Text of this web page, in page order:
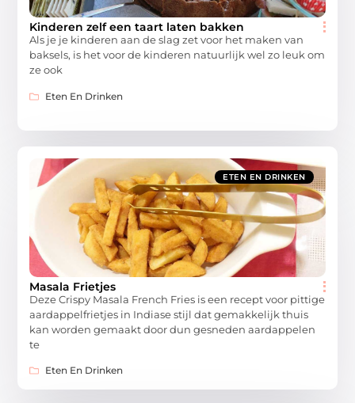
Kinderen zelf een taart laten bakken
Als je je kinderen aan de slag zet voor het maken van
baksels, is het voor de kinderen natuurlijk wel zo leuk om
ze ook
Eten En Drinken
ETEN EN DRINKEN
Masala Frietjes
Deze Crispy Masala French Fries is een recept voor pittige
aardappelfrietjes in Indiase stijl dat gemakkelijk thuis
kan worden gemaakt door dun gesneden aardappelen
te
Eten En Drinken